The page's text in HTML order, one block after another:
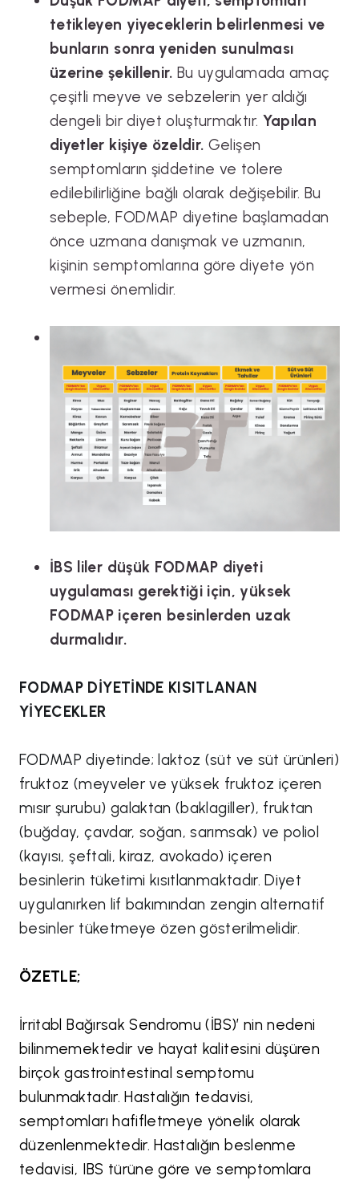
tetikleyen yiyeceklerin belirlenmesi ve
bunların sonra yeniden sunulması
üzerine şekillenir. Bu uygulamada amaç
çeşitli meyve ve sebzelerin yer aldığı
dengeli bir diyet oluşturmaktır. Yapılan
diyetler kişiye özeldir. Gelişen
semptomların şiddetine ve tolere
edilebilirliğine bağlı olarak değişebilir. Bu
sebeple, FODMAP diyetine başlamadan
önce uzmana danışmak ve uzmanın,
kişinin semptomlarına göre diyete yön
vermesi önemlidir.
İBS liler düşük FODMAP diyeti
uygulaması gerektiği için, yüksek
FODMAP içeren besinlerden uzak
durmalıdır.
FODMAP DİYETİNDE KISITLANAN
YİYECEKLER
FODMAP diyetinde; laktoz (süt ve süt ürünleri)
fruktoz (meyveler ve yüksek fruktoz içeren
mısır şurubu) galaktan (baklagiller), fruktan
(buğday, çavdar, soğan, sarımsak) ve poliol
(kayısı, şeftali, kiraz, avokado) içeren
besinlerin tüketimi kısıtlanmaktadır. Diyet
uygulanırken lif bakımından zengin alternatif
besinler tüketmeye özen gösterilmelidir.
ÖZETLE;
İrritabl Bağırsak Sendromu (İBS)’ nin nedeni
bilinmemektedir ve hayat kalitesini düşüren
birçok gastrointestinal semptomu
bulunmaktadır. Hastalığın tedavisi,
semptomları hafifletmeye yönelik olarak
düzenlenmektedir. Hastalığın beslenme
tedavisi, IBS türüne göre ve semptomlara